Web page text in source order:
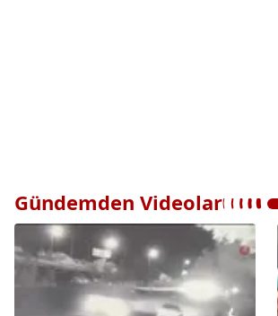
Gündemden Videolar